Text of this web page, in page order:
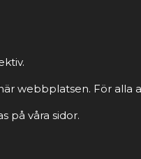
webbplatsen. För alla
på våra sidor.